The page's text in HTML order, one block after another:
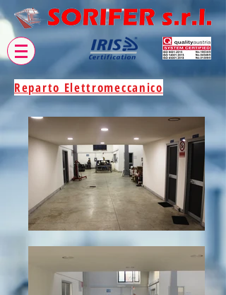
Reparto Elettromeccanico